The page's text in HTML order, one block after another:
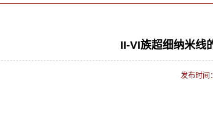
II-VI族超细纳米线
发布时间